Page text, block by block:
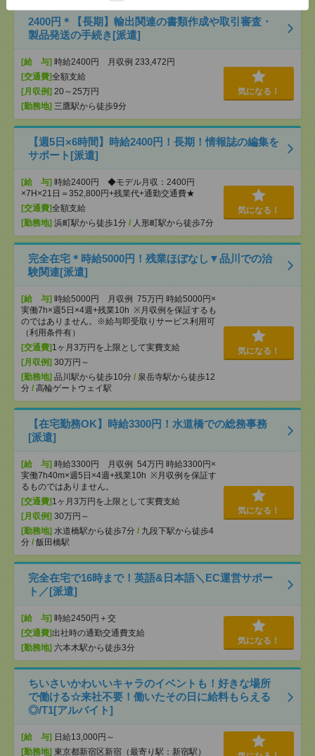
2400円＊【長期】輸出関連の書類作成や取引審査・
製品発送の手続き[派遣]
[給 与] 時給2400円 月収例 233,472円
[交通費]全額支給
[月収例] 20～25万円
[勤務地] 三鷹駅から徒歩9分
気になる！
【週5日×6時間】時給2400円！長期！情報誌の編集を
サポート[派遣]
[給 与] 時給2400円 ◆モデル月収：2400円
×7H×21日＝352,800円+残業代+通勤交通費★
[交通費]全額支給
[勤務地] 浜町駅から徒歩1分 / 人形町駅から徒歩7分
気になる！
完全在宅＊時給5000円！残業ほぼなし▼品川での治
験関連[派遣]
[給 与] 時給5000円 月収例 75万円 時給5000円×
実働7h×週5日×4週+残業10h ※月収例を保証するも
のではありません。※給与即受取りサービス利用可
（利用条件有）
[交通費] 1ヶ月3万円を上限として実費支給
[月収例] 30万円～
[勤務地] 品川駅から徒歩10分 / 泉岳寺駅から徒歩12
分 / 高輪ゲートウェイ駅
気になる！
【在宅勤務OK】時給3300円！水道橋での総務事務
[派遣]
[給 与] 時給3300円 月収例 54万円 時給3300円×
実働7h40m×週5日×4週+残業10h ※月収例を保証す
るものではありません。
[交通費] 1ヶ月3万円を上限として実費支給
[月収例] 30万円～
[勤務地] 水道橋駅から徒歩7分 / 九段下駅から徒歩4
分 / 飯田橋駅
気になる！
完全在宅で16時まで！英語&日本語＼EC運営サポー
ト／[派遣]
[給 与] 時給2450円＋交
[交通費]出社時の通勤交通費支給
[勤務地] 六本木駅から徒歩3分
気になる！
ちいさいかわいいキャラのイベントも！好きな場所
で働ける☆来社不要！働いたその日に給料もらえる
◎/T1[アルバイト]
[給 与] 日給13,000円～
[勤務地] 東京都新宿区新宿（最寄り駅：新宿駅）